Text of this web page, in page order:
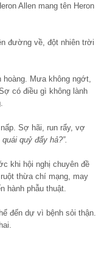
Allen mang tên Heron
đường về, đột nhiên trời
hoàng. Mưa không ngớt,
có điều gì không lành
Sợ hãi, run rẩy, vợ
quỷ đấy hả?”.
khi hội nghị chuyên đề
thừa chí mạng, may
hành phẫu thuật.
đến dự vì bệnh sỏi thận.